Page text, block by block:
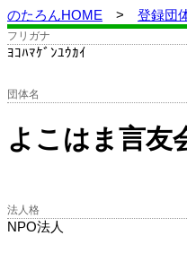
のたろんHOME > 登録団
フリガナ
ﾖｺﾊﾏｹﾞﾝﾕｳｶｲ
団体名
よこはま言友
法人格
NPO法人